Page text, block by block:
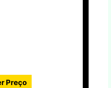
Preço